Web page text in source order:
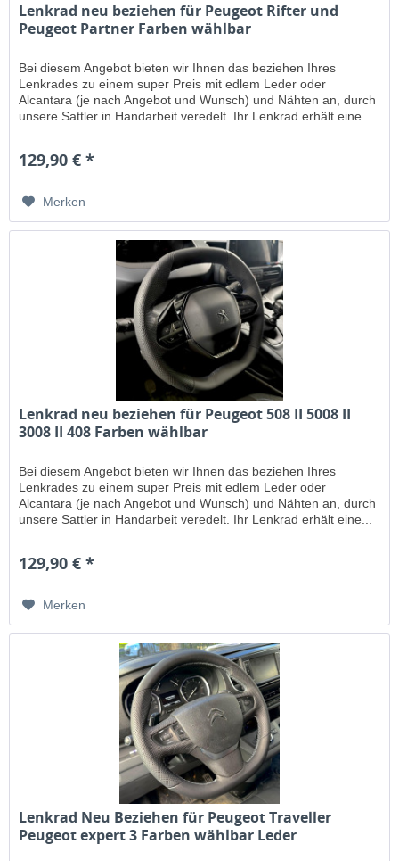
Lenkrad neu beziehen für Peugeot Rifter und
Peugeot Partner Farben wählbar
Bei diesem Angebot bieten wir Ihnen das beziehen Ihres
Lenkrades zu einem super Preis mit edlem Leder oder
Alcantara (je nach Angebot und Wunsch) und Nähten an, durch
unsere Sattler in Handarbeit veredelt. Ihr Lenkrad erhält eine...
129,90 € *
Merken
Lenkrad neu beziehen für Peugeot 508 II 5008 II
3008 II 408 Farben wählbar
Bei diesem Angebot bieten wir Ihnen das beziehen Ihres
Lenkrades zu einem super Preis mit edlem Leder oder
Alcantara (je nach Angebot und Wunsch) und Nähten an, durch
unsere Sattler in Handarbeit veredelt. Ihr Lenkrad erhält eine...
129,90 € *
Merken
Lenkrad Neu Beziehen für Peugeot Traveller
Peugeot expert 3 Farben wählbar Leder